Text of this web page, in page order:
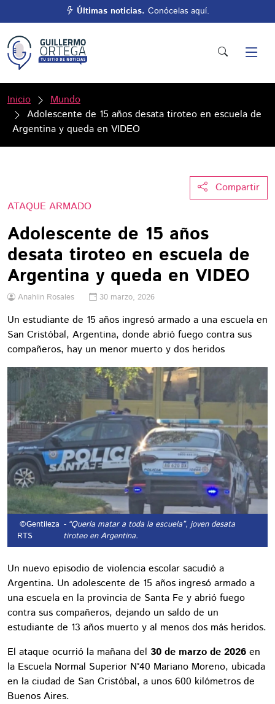
Últimas noticias. Conócelas aquí.
Inicio
Mundo
Adolescente de 15 años desata tiroteo en escuela de
Argentina y queda en VIDEO
Compartir
ATAQUE ARMADO
Adolescente de 15 años
desata tiroteo en escuela de
Argentina y queda en VIDEO
Anahlin Rosales 30 marzo, 2026
Un estudiante de 15 años ingresó armado a una escuela en
San Cristóbal, Argentina, donde abrió fuego contra sus
compañeros, hay un menor muerto y dos heridos
©Gentileza
RTS
- “Quería matar a toda la escuela”, joven desata
tiroteo en Argentina.
Un nuevo episodio de violencia escolar sacudió a
Argentina. Un adolescente de 15 años ingresó armado a
una escuela en la provincia de Santa Fe y abrió fuego
contra sus compañeros, dejando un saldo de un
estudiante de 13 años muerto y al menos dos más heridos.
El ataque ocurrió la mañana del 30 de marzo de 2026 en
la Escuela Normal Superior N°40 Mariano Moreno, ubicada
en la ciudad de San Cristóbal, a unos 600 kilómetros de
Buenos Aires.